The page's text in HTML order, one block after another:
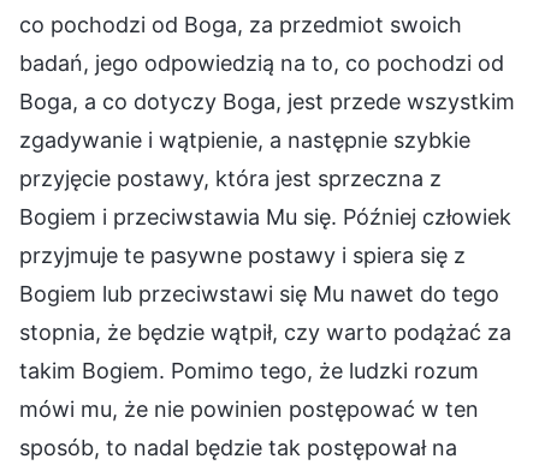
co pochodzi od Boga, za przedmiot swoich
badań, jego odpowiedzią na to, co pochodzi od
Boga, a co dotyczy Boga, jest przede wszystkim
zgadywanie i wątpienie, a następnie szybkie
przyjęcie postawy, która jest sprzeczna z
Bogiem i przeciwstawia Mu się. Później człowiek
przyjmuje te pasywne postawy i spiera się z
Bogiem lub przeciwstawi się Mu nawet do tego
stopnia, że będzie wątpił, czy warto podążać za
takim Bogiem. Pomimo tego, że ludzki rozum
mówi mu, że nie powinien postępować w ten
sposób, to nadal będzie tak postępował na